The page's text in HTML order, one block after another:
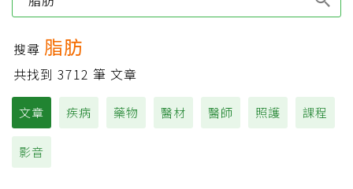
搜尋 脂肪
共找到3712 筆 文章
文章 疾病 藥物 醫材 醫師 照護 課程
影音